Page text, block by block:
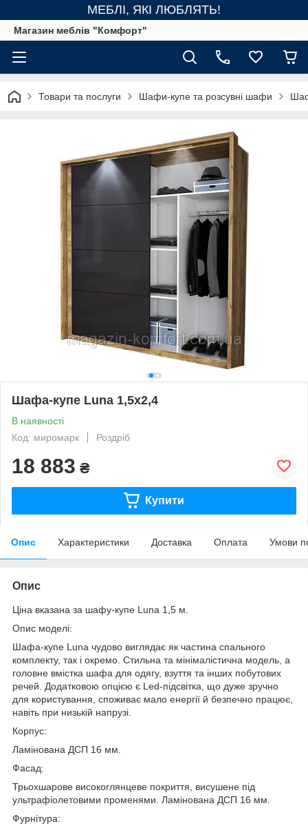
МЕБЛІ, ЯКІ ЛЮБЛЯТЬ!
Магазин меблів "Комфорт"
Товари та послуги Шафи-купе та розсувні шафи
Шафа-купе Luna 1,5х2,4
В наявності
Код: миромарк
Роздріб
18 883 ₴
Купити
Опис Характеристики Доставка Оплата Умови
Опис
Ціна вказана за шафу-купе Luna 1,5 м.
Опис моделі:
Шафа-купе Luna чудово виглядає як частина спального
комплекту, так і окремо. Стильна та мінімалістична модель, а
головне вмістка шафа для одягу, взуття та інших побутових
речей. Додатковою опцією є Led-підсвітка, що дуже зручно
для користування, споживає мало енергії й безпечно працює,
навіть при низькій напрузі.
Корпус:
Ламінована ДСП 16 мм.
Фасад:
Трьохшарове високоглянцеве покриття, висушене під
ультрафіолетовими променями. Ламінована ДСП 16 мм.
Фурнітура: